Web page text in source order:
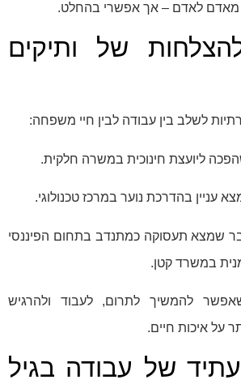
מאדם לאדם – אך אפשרי בהחלט.
של ותיקים
לשלב בין עבודה לבין חיי משפחה:
ליועצת חינוכית במשרה חלקית.
עניין בהדרכת נוער במרכז טכנולוגי.
שמצא תעסוקה כמתנדב בתחום הפיננסי
במשרד קטן.
להמשיך לתרום, לעבוד ולהרגיש
על איכות חיים.
של עבודה בגיל